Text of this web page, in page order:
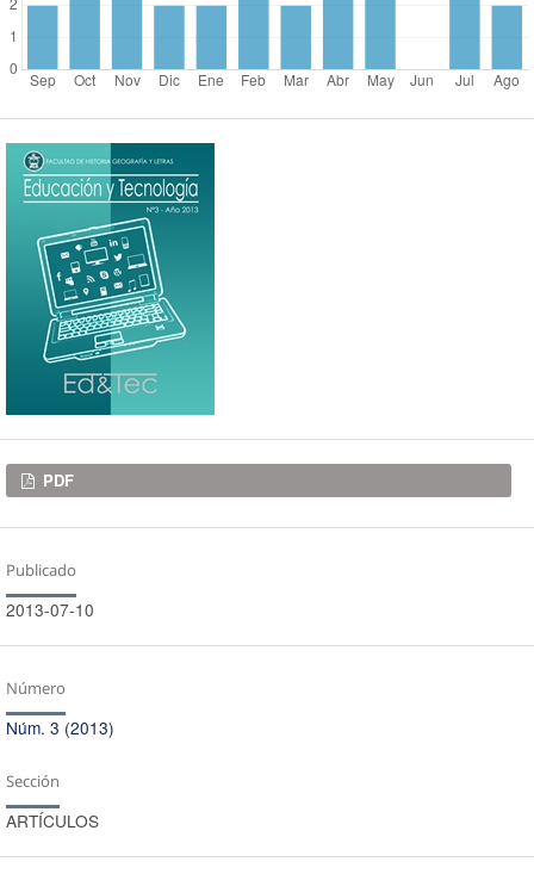
Descargas
PDF
Publicado
2013-07-10
Número
Núm. 3 (2013)
Sección
ARTÍCULOS